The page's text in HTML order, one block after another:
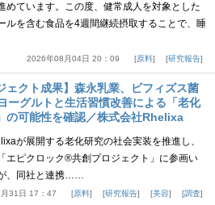
めています。この度、健常成人を対象とした
ルを含む食品を4週間継続摂取することで、睡
2026年08月04日 20：09 原料 研究報告
ェクト成果】森永乳業、ビフィズス菌
ーグルトと生活習慣改善による「老化
の可能性を確認／株式会社Rhelixa
が展開する老化研究の社会実装を推進し、
エピクロック®共創プロジェクト」に参画い
、同社と連携……
31日 17：47 原料 研究報告 美容 調査